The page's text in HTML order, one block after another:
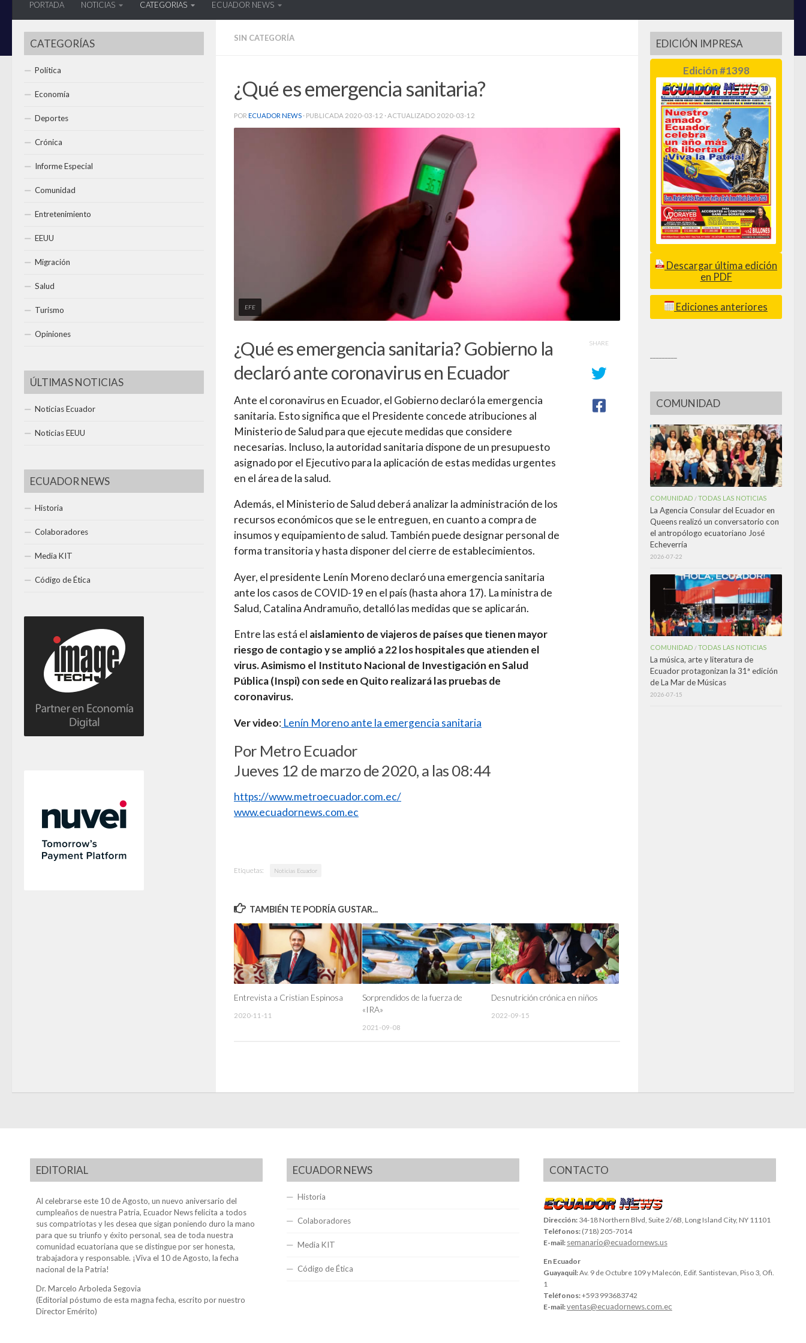
PORTADA NOTICIAS CATEGORIAS ECUADOR NEWS
SIN CATEGORÍA
¿Qué es emergencia sanitaria?
POR ECUADOR NEWS · PUBLICADA 2020-03-12 · ACTUALIZADO 2020-03-12
EFE
¿Qué es emergencia sanitaria? Gobierno la
declaró ante coronavirus en Ecuador
Ante el coronavirus en Ecuador, el Gobierno declaró la emergencia
sanitaria. Esto significa que el Presidente concede atribuciones al
Ministerio de Salud para que ejecute medidas que considere
necesarias. Incluso, la autoridad sanitaria dispone de un presupuesto
asignado por el Ejecutivo para la aplicación de estas medidas urgentes
en el área de la salud.
Además, el Ministerio de Salud deberá analizar la administración de los
recursos económicos que se le entreguen, en cuanto a compra de
insumos y equipamiento de salud. También puede designar personal de
forma transitoria y hasta disponer del cierre de establecimientos.
Ayer, el presidente Lenín Moreno declaró una emergencia sanitaria
ante los casos de COVID-19 en el país (hasta ahora 17). La ministra de
Salud, Catalina Andramuño, detalló las medidas que se aplicarán.
Entre las está el aislamiento de viajeros de países que tienen mayor
riesgo de contagio y se amplió a 22 los hospitales que atienden el
virus. Asimismo el Instituto Nacional de Investigación en Salud
Pública (Inspi) con sede en Quito realizará las pruebas de
coronavirus.
Ver video: Lenín Moreno ante la emergencia sanitaria
Por Metro Ecuador
Jueves 12 de marzo de 2020, a las 08:44
https://www.metroecuador.com.ec/
www.ecuadornews.com.ec
SHARE
Etiquetas: Noticias Ecuador
TAMBIÉN TE PODRÍA GUSTAR...
Entrevista a Cristian Espinosa
2020-11-11
Sorprendidos de la fuerza de
«IRA»
2021-09-08
Desnutrición crónica en niños
2022-09-15
CATEGORÍAS
Política
Economía
Deportes
Crónica
Informe Especial
Comunidad
Entretenimiento
EEUU
Migración
Salud
Turismo
Opiniones
ÚLTIMAS NOTICIAS
Noticias Ecuador
Noticias EEUU
ECUADOR NEWS
Historia
Colaboradores
Media KIT
Código de Ética
EDICIÓN IMPRESA
Edición #1398
Descargar última edición
en PDF
Ediciones anteriores
COMUNIDAD
COMUNIDAD /TODAS LAS NOTICIAS
La Agencia Consular del Ecuador en
Queens realizó un conversatorio con
el antropólogo ecuatoriano José
Echeverría
2026-07-22
COMUNIDAD /TODAS LAS NOTICIAS
La música, arte y literatura de
Ecuador protagonizan la 31ª edición
de La Mar de Músicas
2026-07-15
EDITORIAL
Al celebrarse este 10 de Agosto, un nuevo aniversario del
cumpleaños de nuestra Patria, Ecuador News felicita a todos
sus compatriotas y les desea que sigan poniendo duro la mano
para que su triunfo y éxito personal, sea de toda nuestra
comunidad ecuatoriana que se distingue por ser honesta,
trabajadora y responsable. ¡Viva el 10 de Agosto, la fecha
nacional de la Patria!
Dr. Marcelo Arboleda Segovia
(Editorial póstumo de esta magna fecha, escrito por nuestro
Director Emérito)
ECUADOR NEWS
Historia
Colaboradores
Media KIT
Código de Ética
CONTACTO
Dirección: 34-18 Northern Blvd, Suite 2/6B, Long Island City, NY 11101
Teléfonos: (718) 205-7014
E-mail: semanario@ecuadornews.us
En Ecuador
Guayaquil:Av. 9 de Octubre 109 y Malecón, Edif. Santistevan, Piso 3, Ofi.
1
Teléfonos:+593 993683742
E-mail:ventas@ecuadornews.com.ec